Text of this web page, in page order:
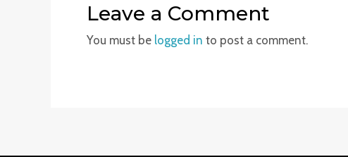
Leave a Comment
You must be logged in to post a comment.